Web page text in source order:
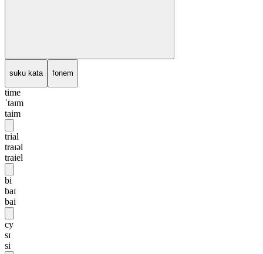
suku kata fonem
time
ˈtaɪm
taim
trial
traɪəl
traiel
bi
baɪ
bai
cy
sɪ
si